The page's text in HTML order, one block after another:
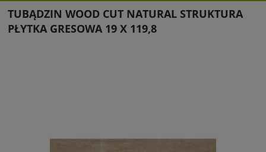
TUBĄDZIN WOOD CUT NATURAL STRUKTURA
PŁYTKA GRESOWA 19 X 119,8